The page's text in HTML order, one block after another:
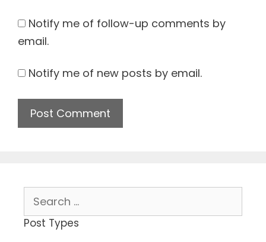
Notify me of follow-up comments by
email.
Notify me of new posts by email.
for:
Post Types